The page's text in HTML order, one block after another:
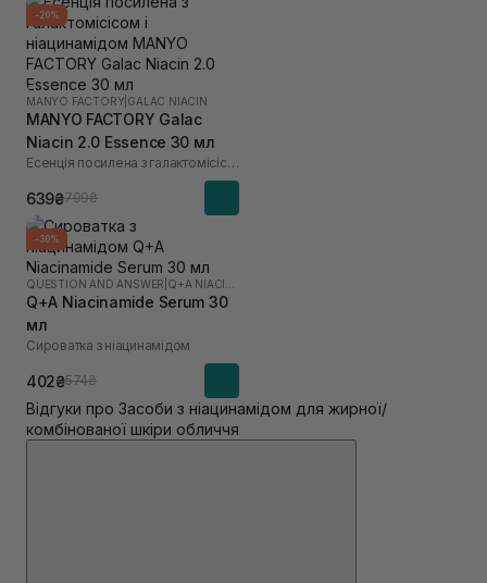
-20%
MANYO FACTORY GALAC NIACIN
MANYO FACTORY Galac
Niacin 2.0 Essence 30 мл
Есенція посилена з галактомісісом і ніацинамідом
639₴799₴
-30%
QUESTION AND ANSWER
Q+A Niacinamide Serum 30
мл
Сироватка з ніацинамідом
402₴574₴
Відгуки про Засоби з ніацинамідом для жирної/
комбінованої шкіри обличчя